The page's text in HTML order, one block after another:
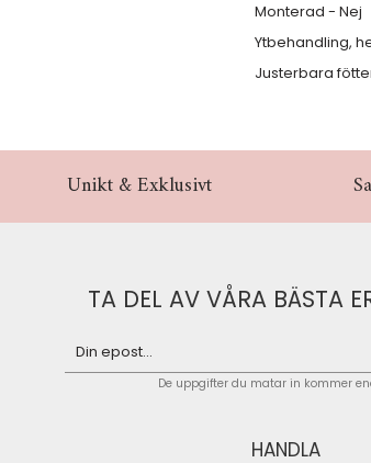
Monterad - Nej
Ytbehandling,
Justerbara
Unikt & Exklusivt
TA DEL AV VÅRA BÄSTA
De uppgifter du matar in kommer
HANDLA